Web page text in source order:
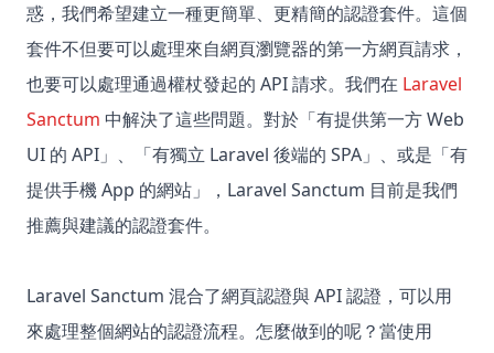
惑，我們希望建立一種更簡單、更精簡的認證套件。這個
套件不但要可以處理來自網頁瀏覽器的第一方網頁請求，
也要可以處理通過權杖發起的 API 請求。我們在 Laravel
Sanctum 中解決了這些問題。對於「有提供第一方 Web
UI 的 API」、「有獨立 Laravel 後端的 SPA」、或是「有
提供手機 App 的網站」，Laravel Sanctum 目前是我們
推薦與建議的認證套件。
Laravel Sanctum 混合了網頁認證與 API 認證，可以用
來處理整個網站的認證流程。怎麼做到的呢？當使用